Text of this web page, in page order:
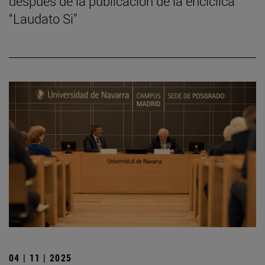
“Laudato Si”
04 | 11 | 2025